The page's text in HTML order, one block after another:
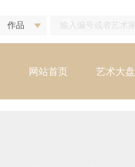
网站首页 艺术大盘